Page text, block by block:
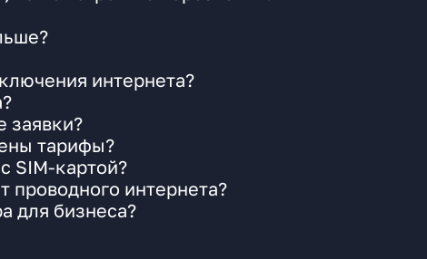
интернета?
заявки?
тарифы?
SIM-картой?
проводного интернета?
для бизнеса?